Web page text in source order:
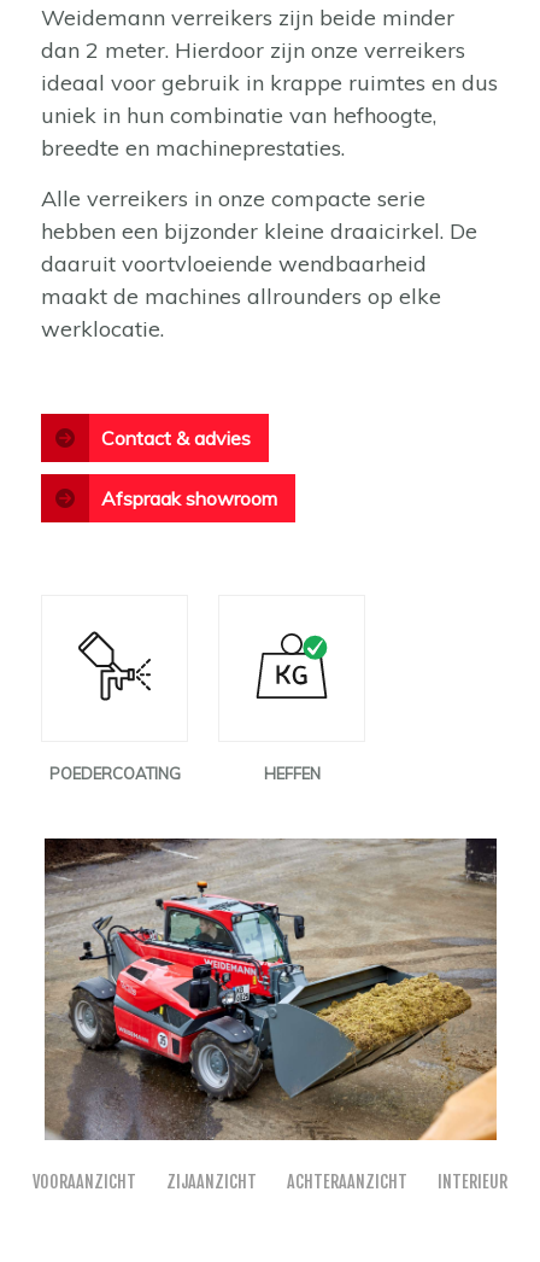
Weidemann verreikers zijn beide minder
dan 2 meter. Hierdoor zijn onze verreikers
ideaal voor gebruik in krappe ruimtes en dus
uniek in hun combinatie van hefhoogte,
breedte en machineprestaties.
Alle verreikers in onze compacte serie
hebben een bijzonder kleine draaicirkel. De
daaruit voortvloeiende wendbaarheid
maakt de machines allrounders op elke
werklocatie.
Contact & advies
Afspraak showroom
POEDERCOATING HEFFEN
VOORAANZICHT ZIJAANZICHT ACHTERAANZICHT INTERIEUR